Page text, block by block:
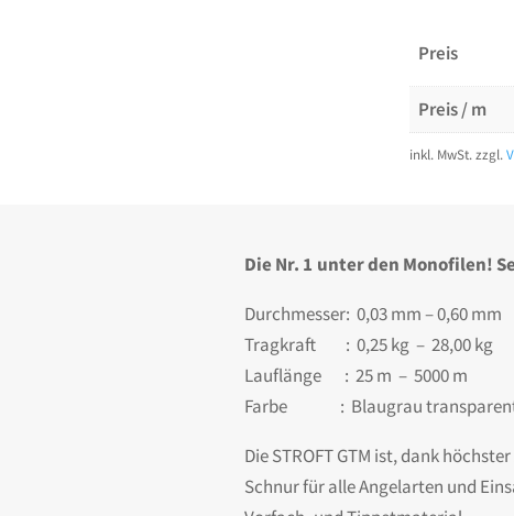
Preis
Preis / m
inkl. MwSt. zzgl.
Die Nr. 1 unter den Monofilen!
Durchmesser: 0,03 mm – 0,60 mm
Tragkraft : 0,25 kg – 28,00 kg
Lauflänge : 25 m – 5000 m
Farbe : Blaugrau
Die STROFT GTM ist, dank
Schnur für alle Angelarten und